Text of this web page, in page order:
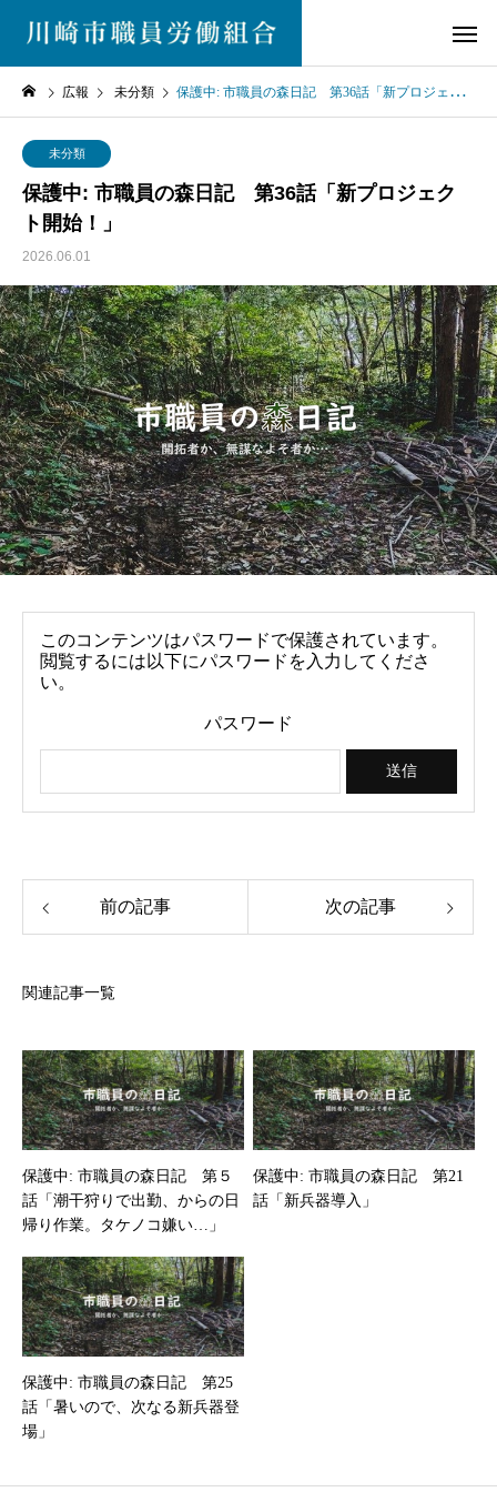
広報 未分類 保護中: 市職員の森日記 第36話「新プロジェクト開始！」
未分類
保護中: 市職員の森日記 第36話「新プロジェク
ト開始！」
2026.06.01
このコンテンツはパスワードで保護されています。
閲覧するには以下にパスワードを入力してくださ
い。
パスワード
前の記事 次の記事
関連記事一覧
保護中: 市職員の森日記 第５
話「潮干狩りで出勤、からの日
帰り作業。タケノコ嫌い…」
保護中: 市職員の森日記 第21
話「新兵器導入」
保護中: 市職員の森日記 第25
話「暑いので、次なる新兵器登
場」